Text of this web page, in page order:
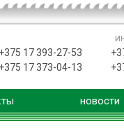
+375 17 393-27-53
+375 17 373-04-13
новости